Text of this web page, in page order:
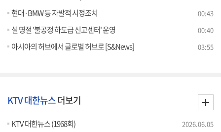
현대·BMW 등 자발적 시정조치 00:43
설 명절 '불공정 하도급 신고센터' 운영 00:40
아시아의 허브에서 글로벌 허브로 [S&News] 03:55
KTV 대한뉴스더보기
KTV 대한뉴스 (1968회) 2026.06.05